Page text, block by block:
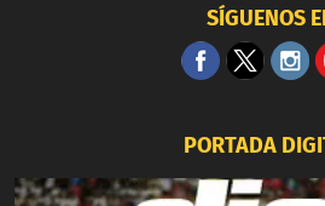
SÍGUENOS
PORTADA